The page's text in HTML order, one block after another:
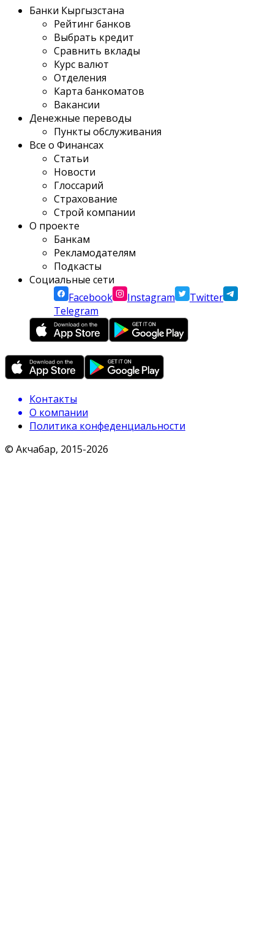
Банки Кыргызстана
Рейтинг банков
Выбрать кредит
Сравнить вклады
Курс валют
Отделения
Карта банкоматов
Вакансии
Денежные переводы
Пункты обслуживания
Все о Финансах
Статьи
Новости
Глоссарий
Страхование
Строй компании
О проекте
Банкам
Рекламодателям
Подкасты
Социальные сети
Facebook
Instagram
Twitter
Telegram
Контакты
О компании
Политика конфеденциальности
© Акчабар, 2015-2026